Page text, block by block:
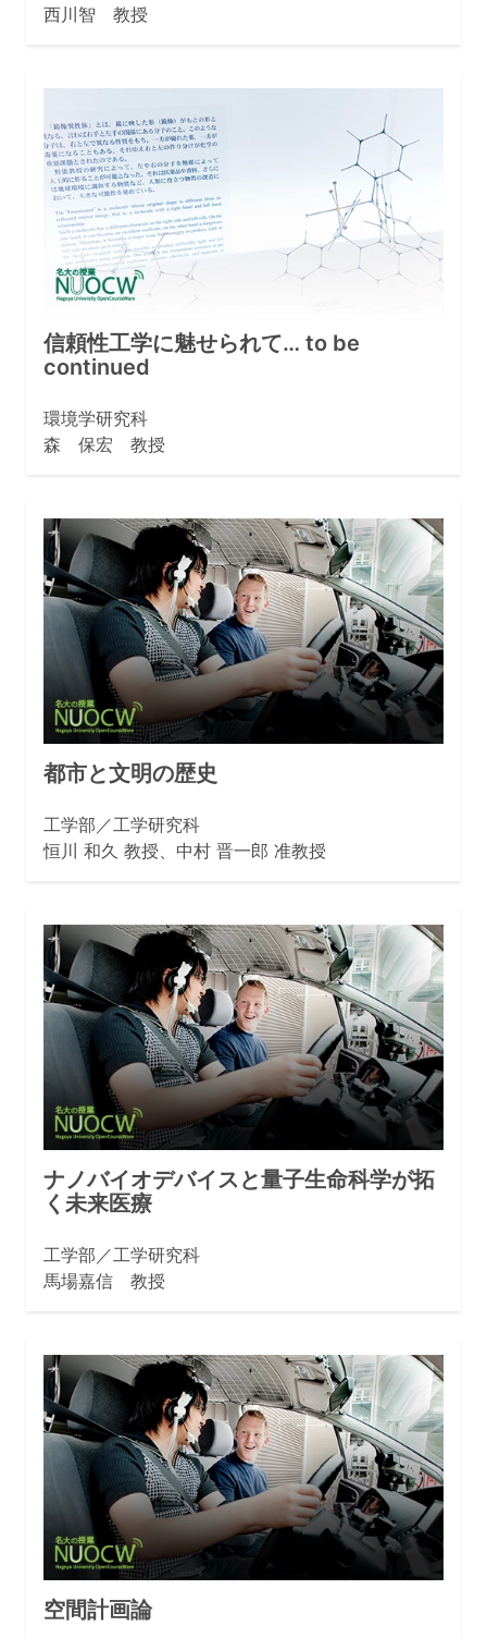
西川智 教授
信頼性工学に魅せられて… to be
continued
環境学研究科
森 保宏 教授
都市と文明の歴史
工学部／工学研究科
恒川 和久 教授、中村 晋一郎 准教授
ナノバイオデバイスと量子生命科学が拓
く未来医療
工学部／工学研究科
馬場嘉信 教授
空間計画論